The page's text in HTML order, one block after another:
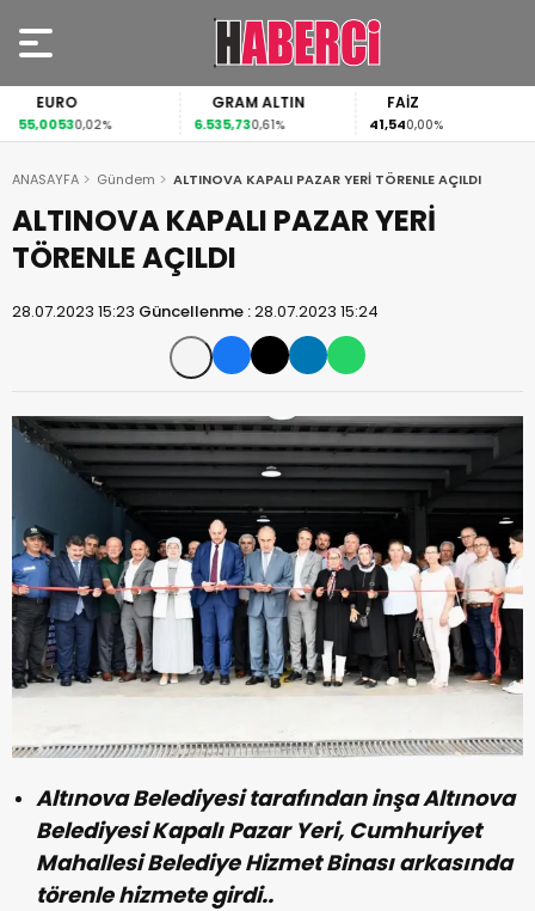
EURO
55,00530,02%
GRAM ALTIN
6.535,730,61%
FAİZ
41,540,00%
ANASAYFA Gündem ALTINOVA KAPALI PAZAR YERİ TÖRENLE AÇILDI
ALTINOVA KAPALI PAZAR YERİ
TÖRENLE AÇILDI
28.07.2023 15:23 Güncellenme :28.07.2023 15:24
Altınova Belediyesi tarafından inşa Altınova
Belediyesi Kapalı Pazar Yeri, Cumhuriyet
Mahallesi Belediye Hizmet Binası arkasında
törenle hizmete girdi..